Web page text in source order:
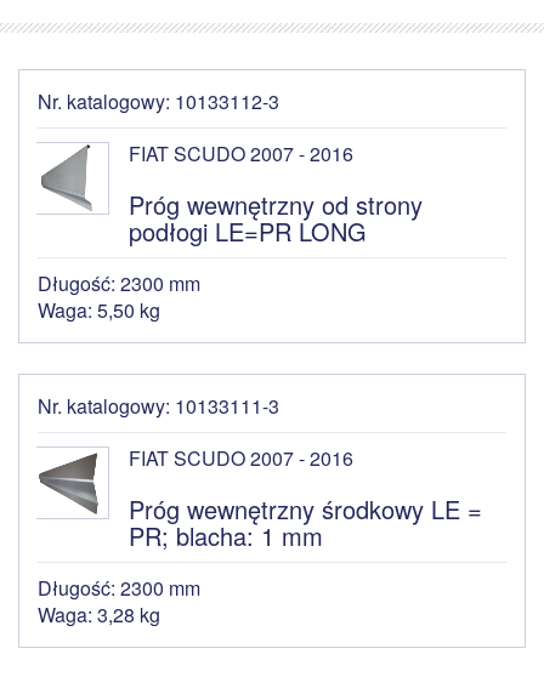
Nr. katalogowy: 10133112-3
FIAT SCUDO 2007 - 2016
Próg wewnętrzny od strony
podłogi LE=PR LONG
Długość: 2300 mm
Waga: 5,50 kg
Nr. katalogowy: 10133111-3
FIAT SCUDO 2007 - 2016
Próg wewnętrzny środkowy LE =
PR; blacha: 1 mm
Długość: 2300 mm
Waga: 3,28 kg